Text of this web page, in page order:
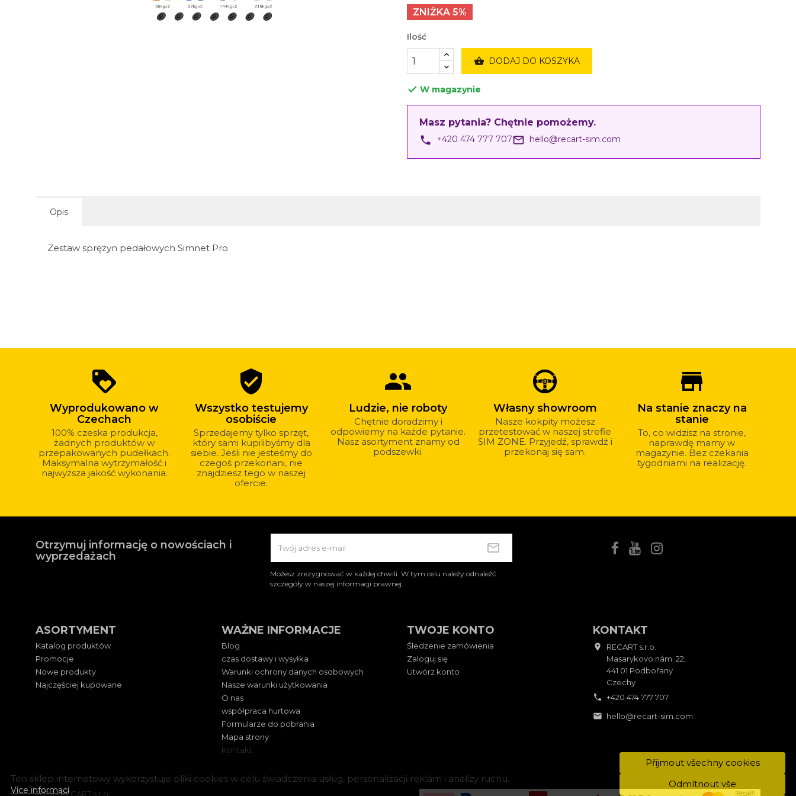
Ten sklep internetowy wykorzystuje pliki cookies w celu świadczenia usług, personalizacji reklam i analizy ruchu.
Více informací
Přijmout všechny cookies
Odmítnout vše
ZNIŻKA 5%
Ilość
 DODAJ DO KOSZYKA
 W magazynie
Masz pytania? Chętnie pomożemy.
phone +420 474 777 707mail_outline hello@recart-sim.com
Opis
Zestaw sprężyn pedałowych Simnet Pro
Dlaczegoloyalty
Wyprodukowano w
Czechach
100% czeska produkcja,
żadnych produktów w
przepakowanych pudełkach.
Maksymalna wytrzymałość i
najwyższa jakość wykonania.
verified_user
Wszystko testujemy
osobiście
Sprzedajemy tylko sprzęt,
który sami kupilibyśmy dla
siebie. Jeśli nie jesteśmy do
czegoś przekonani, nie
znajdziesz tego w naszej
ofercie.
group
Ludzie, nie roboty
Chętnie doradzimy i
odpowiemy na każde pytanie.
Nasz asortyment znamy od
podszewki.
Własny showroom
Nasze kokpity możesz
przetestować w naszej strefie
SIM ZONE. Przyjedź, sprawdź i
przekonaj się sam.
store_mall_directory
Na stanie znaczy na
stanie
To, co widzisz na stronie,
naprawdę mamy w
magazynie. Bez czekania
tygodniami na realizację.
Otrzymuj informację o nowościach i
wyprzedażach
Możesz zrezygnować w każdej chwili. W tym celu należy odnaleźć
szczegóły w naszej informacji prawnej.
ASORTYMENT
Katalog produktów
Promocje
Nowe produkty
Najczęściej kupowane
WAŻNE INFORMACJE
Blog
czas dostawy i wysyłka
Warunki ochrony danych osobowych
Nasze warunki użytkowania
O nas
współpraca hurtowa
Formularze do pobrania
Mapa strony
Kontakt
TWOJE KONTO
Śledzenie zamówienia
Zaloguj się
Utwórz konto
KONTAKT

RECART s.r.o.
Masarykovo nám. 22,
441 01 Podbořany
Czechy
 +420 474 777 707
 hello@recart-sim.com
2026 - RECART s.r.o.